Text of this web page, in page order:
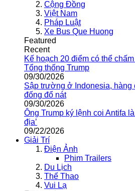
Cộng Đồng
Việt Nam
Pháp Luật
Xe Bus Que Huong
Featured
Recent
Kế hoạch 20 điểm có thể
Tổng thống Trump
09/30/2026
Sập trường ở Indonesia,
đống đổ nát
09/30/2026
Ông Trump ký lệnh coi Antifa
địa’
09/22/2026
Giải Trí
Điện Ảnh
Phim Trailers
Du Lịch
Thể Thao
Vui Lạ